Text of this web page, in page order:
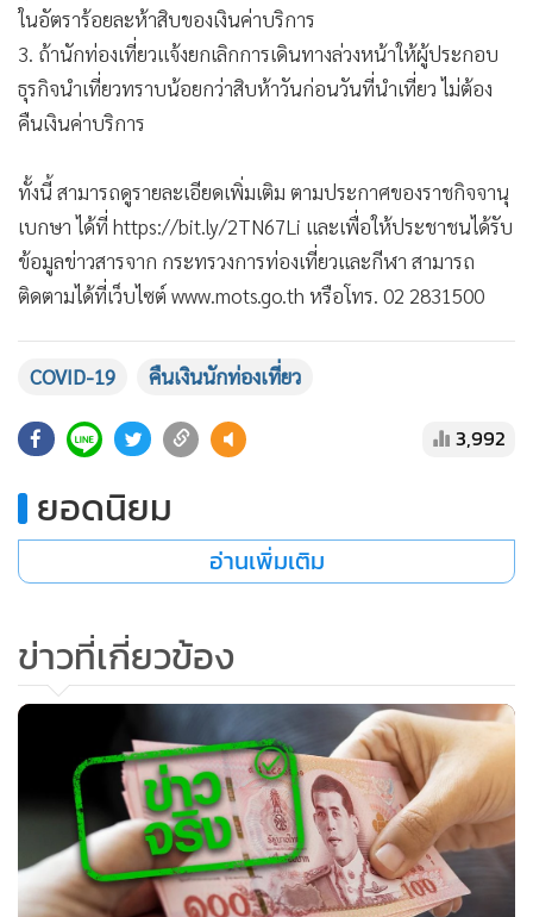
ในอัตราร้อยละห้าสิบของเงินค่าบริการ
3. ถ้านักท่องเที่ยวแจ้งยกเลิกการเดินทางล่วงหน้าให้ผู้ประกอบ
ธุรกิจนำเที่ยวทราบน้อยกว่าสิบห้าวันก่อนวันที่นำเที่ยว ไม่ต้อง
คืนเงินค่าบริการ
ทั้งนี้ สามารถดูรายละเอียดเพิ่มเติม ตามประกาศของราชกิจจานุ
เบกษา ได้ที่ https://bit.ly/2TN67Li และเพื่อให้ประชาชนได้รับ
ข้อมูลข่าวสารจาก กระทรวงการท่องเที่ยวและกีฬา สามารถ
ติดตามได้ที่เว็บไซต์ www.mots.go.th หรือโทร. 02 2831500
COVID-19 คืนเงินนักท่องเที่ยว
3,992
ยอดนิยม
อ่านเพิ่มเติม
ข่าวที่เกี่ยวข้อง